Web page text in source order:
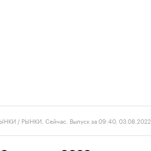
/ РЫНКИ. Сейчас. Выпуск за 09:40, 03.08.2022